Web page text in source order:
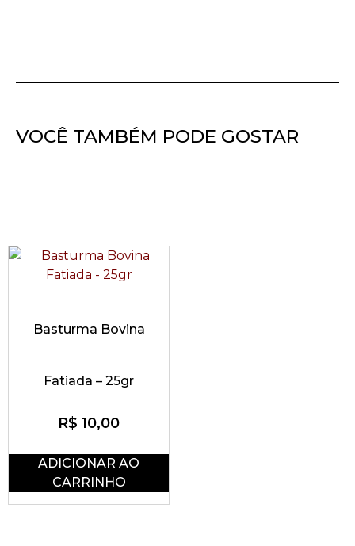
VOCÊ TAMBÉM PODE GOSTAR
Basturma Bovina
Fatiada – 25gr
R$ 10,00
ADICIONAR AO
CARRINHO